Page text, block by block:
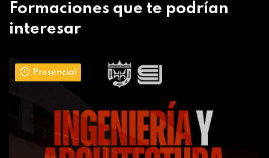
Formaciones que te podrían
interesar
Presencial